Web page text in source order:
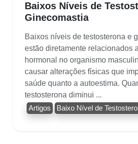
Baixos Níveis de
Ginecomastia
Baixos níveis de testosterona e
estão diretamente relacionados
hormonal no organismo
causar alterações físicas que
saúde quanto a autoestima.
testosterona diminui ...
Artigos Baixo Nível de